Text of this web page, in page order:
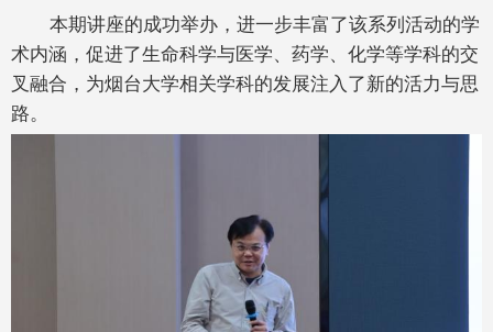
本期讲座的成功举办，进一步丰富了该系列活动的学
术内涵，促进了生命科学与医学、药学、化学等学科的交
叉融合，为烟台大学相关学科的发展注入了新的活力与思
路。